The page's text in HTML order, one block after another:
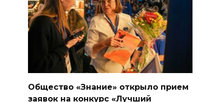
Общество «Знание» открыло прием
заявок на конкурс «Лучший